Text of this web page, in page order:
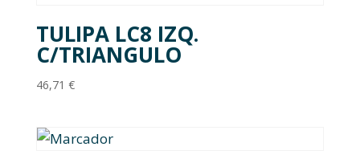
TULIPA LC8 IZQ.
C/TRIANGULO
46,71 €